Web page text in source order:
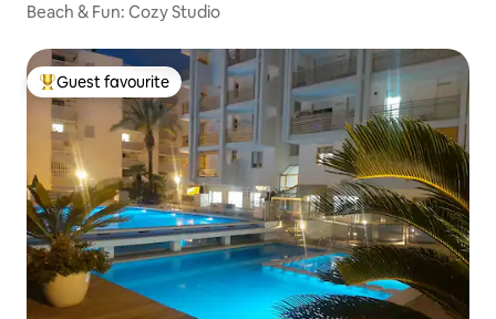
Beach & Fun: Cozy Studio
Top guest favourite
Guest favourite